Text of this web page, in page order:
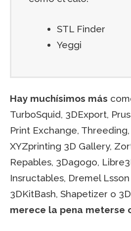
STL Finder
Yeggi
Hay muchísimos más
TurboSquid, 3DExport,
Print Exchange, Threeding,
XYZprinting 3D Gallery,
Repables, 3Dagogo,
Insructables, Dremel
3DKitBash, Shapetizer o
merece la pena meterse